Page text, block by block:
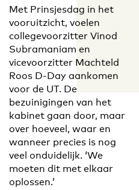
Met Prinsjesdag in het
vooruitzicht, voelen
collegevoorzitter Vinod
Subramaniam en
vicevoorzitter Machteld
Roos D-Day aankomen
voor de UT. De
bezuinigingen van het
kabinet gaan door, maar
over hoeveel, waar en
wanneer precies is nog
veel onduidelijk. ‘We
moeten dit met elkaar
oplossen.’